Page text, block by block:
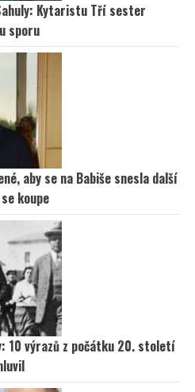
Kytaristu Tří sester
sporu
aby se na Babiše snesla další
koupe
10 výrazů z počátku 20. století